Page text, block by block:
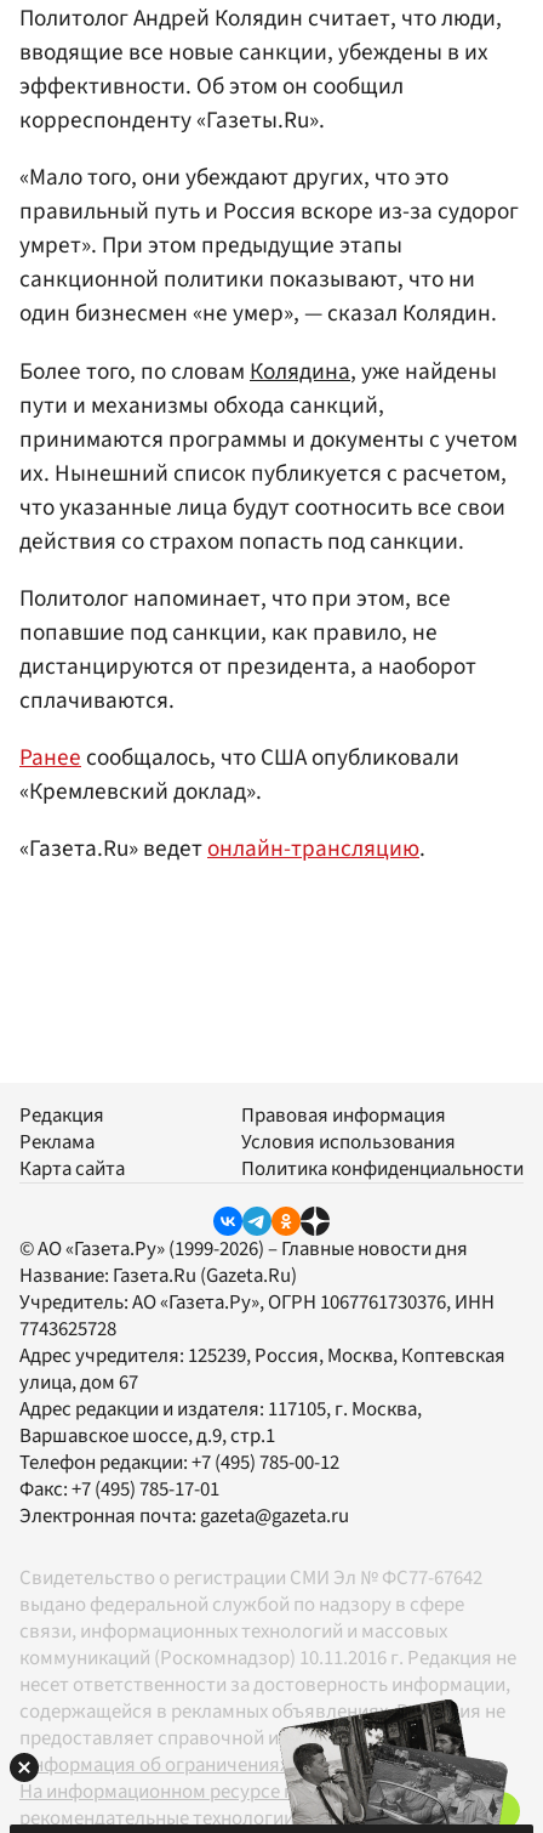
Политолог Андрей Колядин считает, что люди,
вводящие все новые санкции, убеждены в их
эффективности. Об этом он сообщил
корреспонденту «Газеты.Ru».
«Мало того, они убеждают других, что это
правильный путь и Россия вскоре из-за судорог
умрет». При этом предыдущие этапы
санкционной политики показывают, что ни
один бизнесмен «не умер», — сказал Колядин.
Более того, по словам Колядина, уже найдены
пути и механизмы обхода санкций,
принимаются программы и документы с учетом
их. Нынешний список публикуется с расчетом,
что указанные лица будут соотносить все свои
действия со страхом попасть под санкции.
Политолог напоминает, что при этом, все
попавшие под санкции, как правило, не
дистанцируются от президента, а наоборот
сплачиваются.
Ранеесообщалось, что США опубликовали
«Кремлевский доклад».
«Газета.Ru» ведетонлайн-трансляцию.
Редакция
Реклама
Карта сайта
Правовая информация
Условия использования
Политика конфиденциальности
© АО «Газета.Ру» (1999-2026) – Главные новости дня
Название: Газета.Ru (Gazeta.Ru)
Учредитель:АО «Газета.Ру», ОГРН 1067761730376, ИНН
7743625728
Адрес учредителя: 125239, Россия, Москва, Коптевская
улица, дом 67
Адрес редакции и издателя: 117105, г. Москва,
Варшавское шоссе, д.9, стр.1
Телефон редакции:+7 (495) 785-00-12
Факс:+7 (495) 785-17-01
Электронная почта:gazeta@gazeta.ru
Свидетельство о регистрации СМИ Эл № ФС77-67642
выдано федеральной службой по надзору в сфере
связи, информационных технологий и массовых
коммуникаций (Роскомнадзор) 10.11.2016 г. Редакция не
несет ответственности за достоверность информации,
содержащейся в рекламных объявлениях. Редакция не
предоставляет справочной информации.
Информация об ограничениях
На информационном ресурсе применяются
рекомендательные технологии в соответствии с